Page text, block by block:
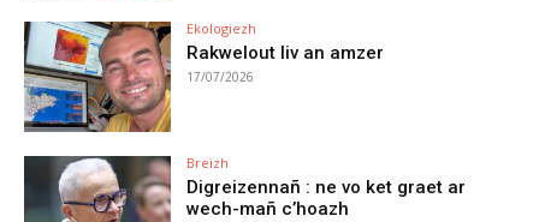
Ekologiezh
Rakwelout liv an amzer
17/07/2026
Breizh
Digreizennañ : ne vo ket graet ar
wech-mañ c’hoazh